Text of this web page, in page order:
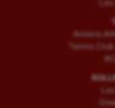
Amiens
Tennis